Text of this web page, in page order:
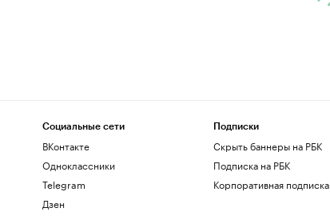
Социальные сети
ВКонтакте
Одноклассники
Telegram
Дзен
Подписки
Скрыть баннеры на РБК
Подписка на РБК
Корпоративная подписка